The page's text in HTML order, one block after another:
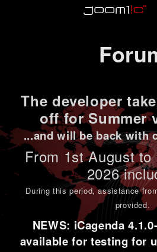
The developer
off for Summer
...and will be back with
From 1stAugust to
2026
During this period,assistance
provided.
NEWS: iCagenda
available for testing for